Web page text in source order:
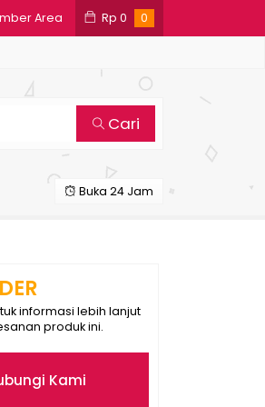
Area Rp 0 0
Cari
Buka 24 Jam
informasi lebih lanjut
produk ini.
Kami